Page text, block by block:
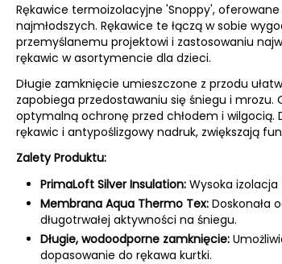
Rękawice termoizolacyjne 'Snoppy',
najmłodszych. Rękawice te łączą w sobie
przemyślanemu projektowi i zastosowaniu
rękawic w asortymencie dla dzieci.
Długie zamknięcie umieszczone z przodu
zapobiega przedostawaniu się śniegu i
optymalną ochronę przed chłodem i
rękawic i antypoślizgowy nadruk, zwiększają
Zalety Produktu:
PrimaLoft Silver Insulation: Wysoka
Membrana Aqua Thermo Tex: Doskonała
długotrwałej aktywności na śniegu.
Długie, wodoodporne zamknięcie:
dopasowanie do rękawa kurtki.